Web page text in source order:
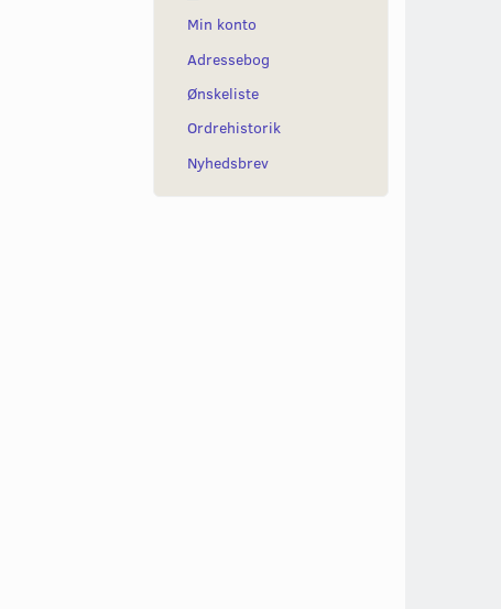
Min konto
Adressebog
Ønskeliste
Ordrehistorik
Nyhedsbrev